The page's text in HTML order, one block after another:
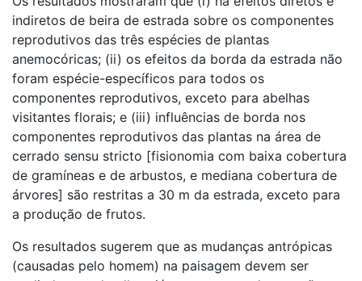
indiretos de beira de estrada sobre os componentes
reprodutivos das três espécies de plantas
anemocóricas; (ii) os efeitos da borda da estrada não
foram espécie-específicos para todos os
componentes reprodutivos, exceto para abelhas
visitantes florais; e (iii) influências de borda nos
componentes reprodutivos das plantas na área de
cerrado sensu stricto [fisionomia com baixa cobertura
de gramíneas e de arbustos, e mediana cobertura de
árvores] são restritas a 30 m da estrada, exceto para
a produção de frutos.
Os resultados sugerem que as mudanças antrópicas
(causadas pelo homem) na paisagem devem ser